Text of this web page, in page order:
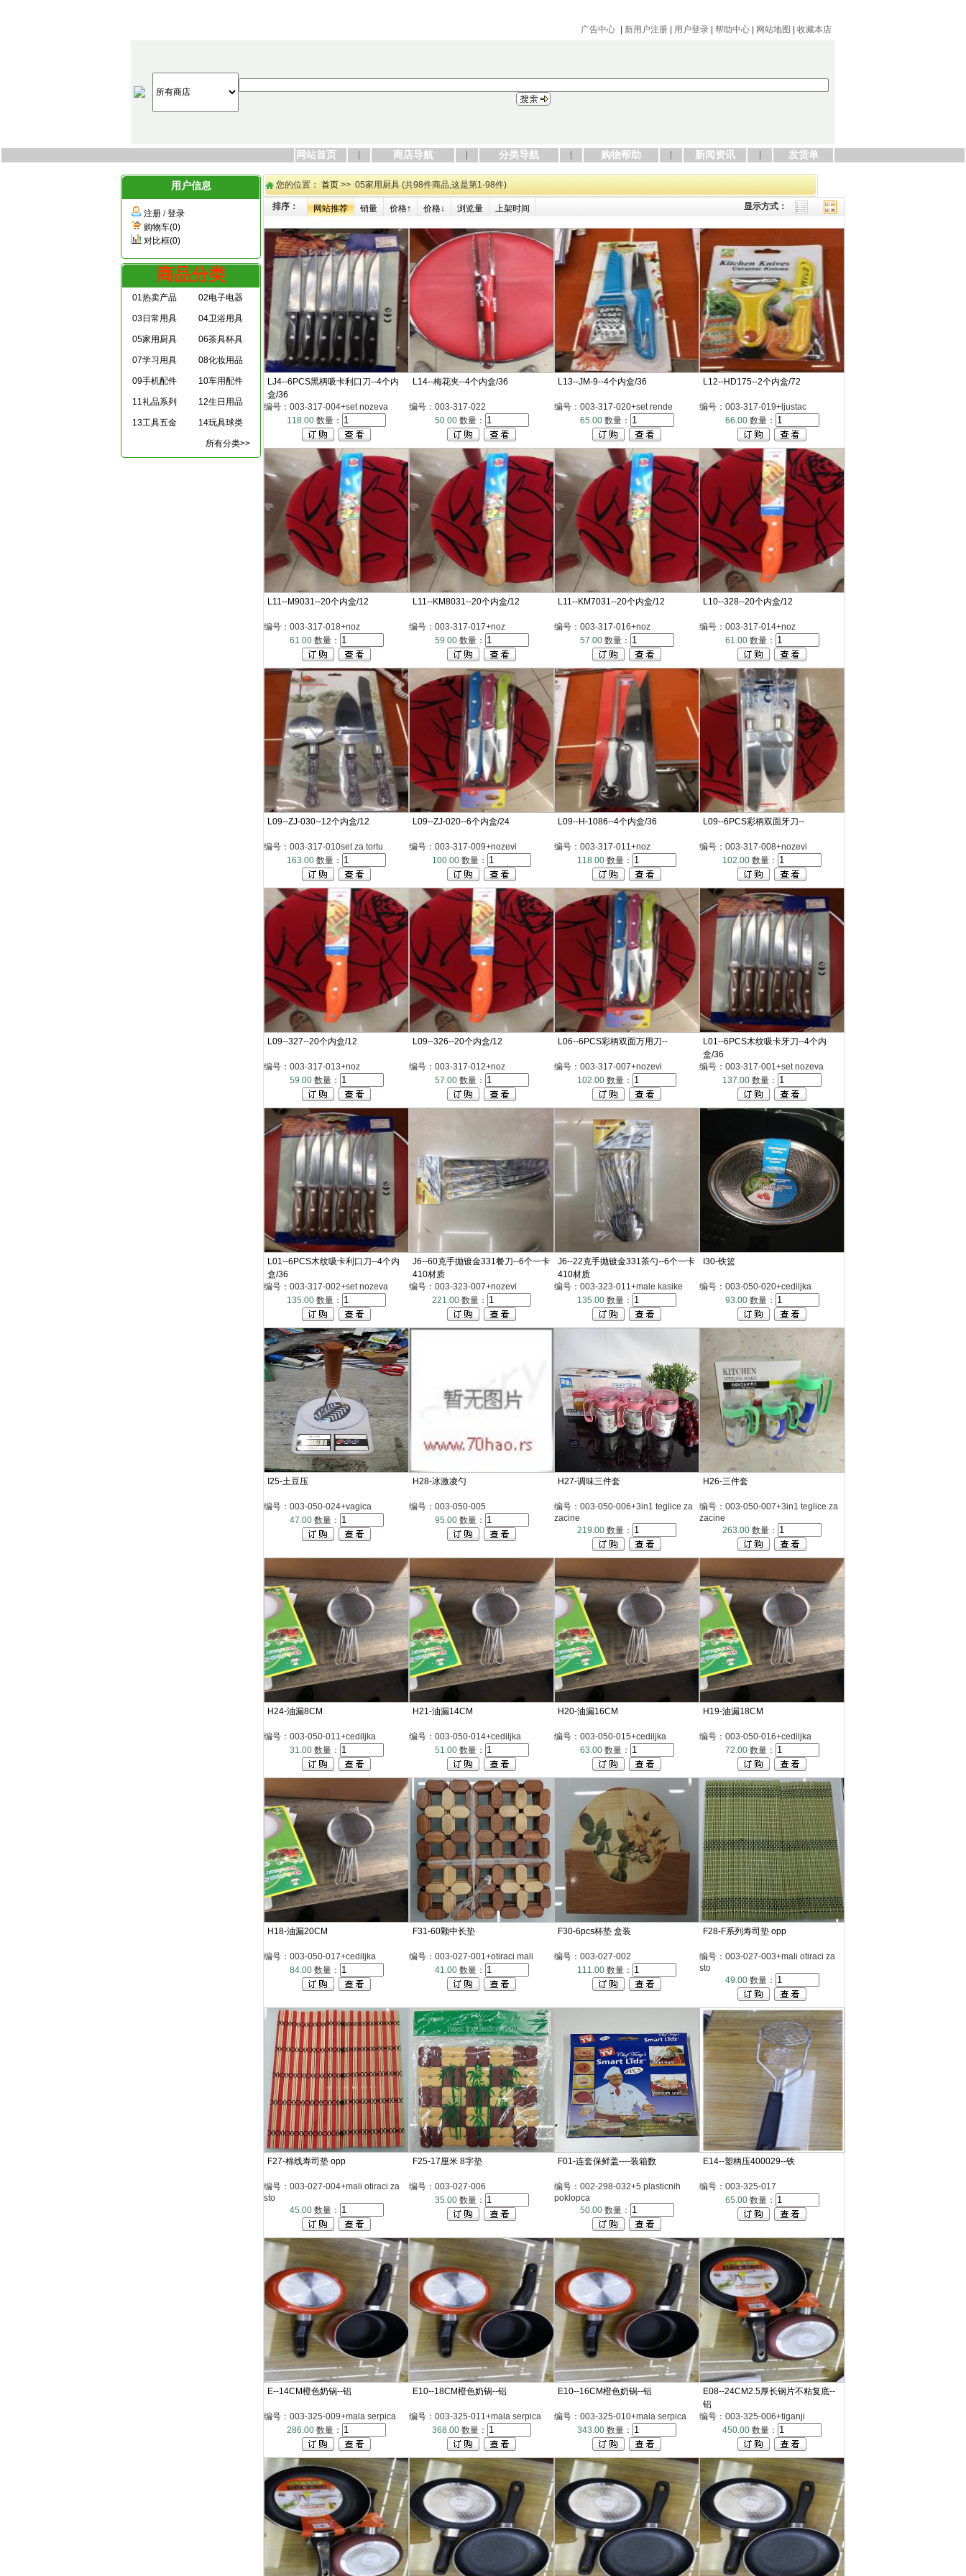
广告中心 新用户注册 用户登录 帮助中心 网站地图 收藏本店
网站首页 商店导航 分类导航 购物帮助 新闻资讯 发货单
用户信息
注册 /登录
购物车(0)
对比框(0)
商品分类
01热卖产品 02电子电器
03日常用具 04卫浴用具
05家用厨具 06茶具杯具
07学习用具 08化妆用品
09手机配件 10车用配件
11礼品系列 12生日用品
13工具五金 14玩具球类
所有分类>>
您的位置： 首页 >> 05家用厨具 (共98件商品,这是第1-98件)
排序： 网站推荐 销量 价格↑ 价格↓ 浏览量 上架时间 显示方式：
LJ4--6PCS黑柄吸卡利口刀--4个内
盒/36
编号：003-317-004+set nozeva
118.00 数量：
L14--梅花夹--4个内盒/36
编号：003-317-022
50.00数量：
L13--JM-9--4个内盒/36
编号：003-317-020+set rende
65.00数量：
L12--HD175--2个内盒/72
编号：003-317-019+ljustac
66.00数量：
L11--M9031--20个内盒/12
编号：003-317-018+noz
61.00数量：
L11--KM8031--20个内盒/12
编号：003-317-017+noz
59.00数量：
L11--KM7031--20个内盒/12
编号：003-317-016+noz
57.00数量：
L10--328--20个内盒/12
编号：003-317-014+noz
61.00数量：
L09--ZJ-030--12个内盒/12
编号：003-317-010set za tortu
163.00 数量：
L09--ZJ-020--6个内盒/24
编号：003-317-009+nozevi
100.00 数量：
L09--H-1086--4个内盒/36
编号：003-317-011+noz
118.00 数量：
L09--6PCS彩柄双面牙刀--
编号：003-317-008+nozevi
102.00 数量：
L09--327--20个内盒/12
编号：003-317-013+noz
59.00数量：
L09--326--20个内盒/12
编号：003-317-012+noz
57.00数量：
L06--6PCS彩柄双面万用刀--
编号：003-317-007+nozevi
102.00 数量：
L01--6PCS木纹吸卡牙刀--4个内
盒/36
编号：003-317-001+set nozeva
137.00 数量：
L01--6PCS木纹吸卡利口刀--4个内
盒/36
编号：003-317-002+set nozeva
135.00 数量：
J6--60克手抛镀金331餐刀--6个一卡
410材质
编号：003-323-007+nozevi
221.00 数量：
J6--22克手抛镀金331茶勺--6个一卡
410材质
编号：003-323-011+male kasike
135.00 数量：
I30-铁篮
编号：003-050-020+cediljka
93.00数量：
I25-土豆压
编号：003-050-024+vagica
47.00数量：
H28-冰激凌勺
编号：003-050-005
95.00数量：
H27-调味三件套
编号：003-050-006+3in1 teglice za
zacine
219.00 数量：
H26-三件套
编号：003-050-007+3in1 teglice za
zacine
263.00 数量：
H24-油漏8CM
编号：003-050-011+cediljka
31.00数量：
H21-油漏14CM
编号：003-050-014+cediljka
51.00数量：
H20-油漏16CM
编号：003-050-015+cediljka
63.00数量：
H19-油漏18CM
编号：003-050-016+cediljka
72.00数量：
H18-油漏20CM
编号：003-050-017+cediljka
84.00数量：
F31-60颗中长垫
编号：003-027-001+otiraci mali
41.00数量：
F30-6pcs杯垫 盒装
编号：003-027-002
111.00 数量：
F28-F系列寿司垫 opp
编号：003-027-003+mali otiraci za
sto
49.00数量：
F27-棉线寿司垫 opp
编号：003-027-004+mali otiraci za
sto
45.00数量：
F25-17厘米 8字垫
编号：003-027-006
35.00数量：
F01-连套保鲜盖----装箱数
编号：002-298-032+5 plasticnih
poklopca
50.00数量：
E14--塑柄压400029--铁
编号：003-325-017
65.00数量：
E--14CM橙色奶锅--铝
编号：003-325-009+mala serpica
286.00 数量：
E10--18CM橙色奶锅--铝
编号：003-325-011+mala serpica
368.00 数量：
E10--16CM橙色奶锅--铝
编号：003-325-010+mala serpica
343.00 数量：
E08--24CM2.5厚长钢片不粘复底--
铝
编号：003-325-006+tiganji
450.00 数量：